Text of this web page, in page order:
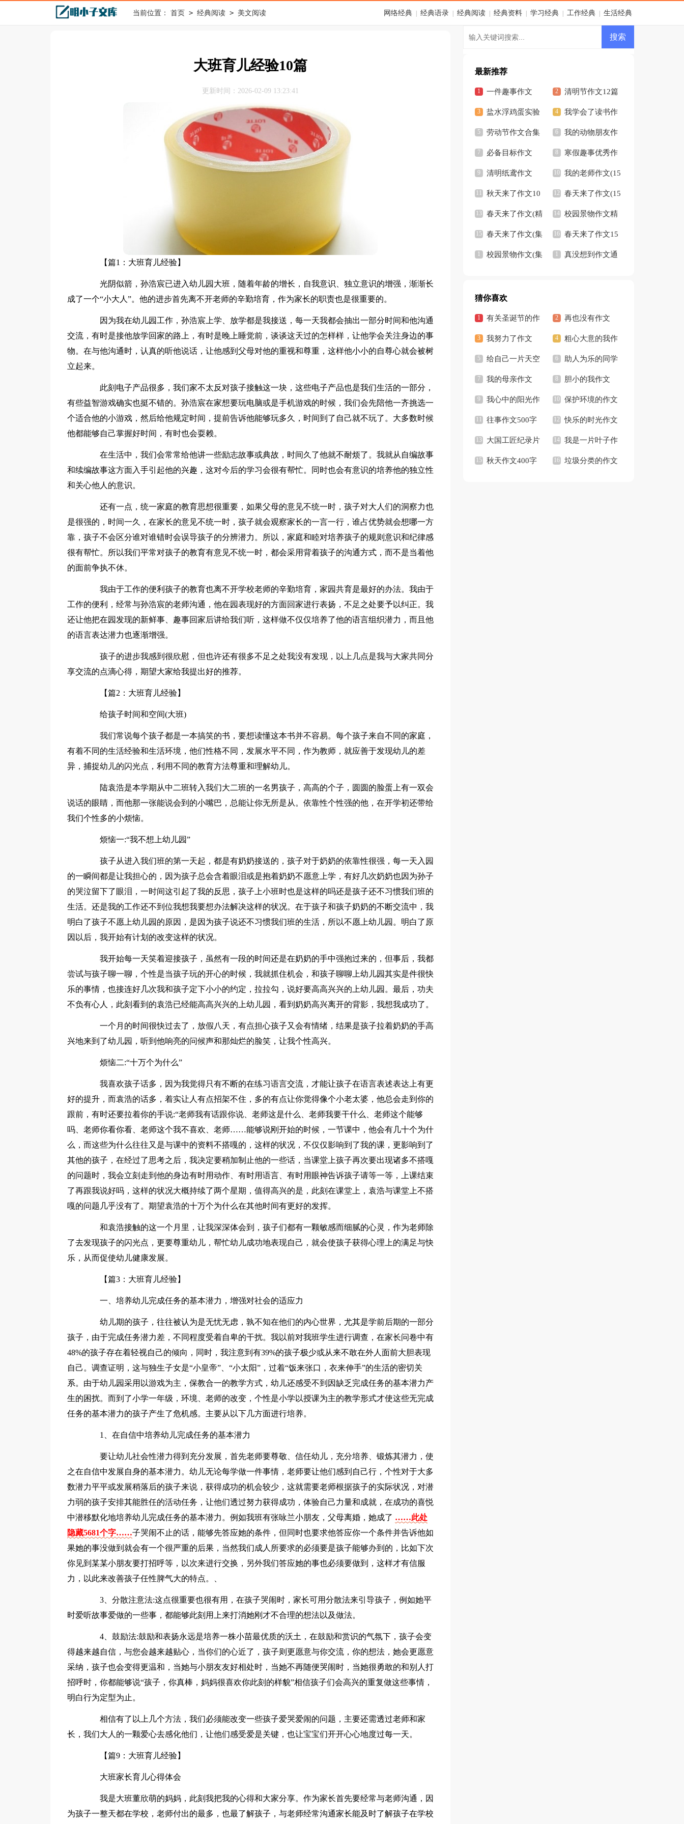
当前位置： 首页 > 经典阅读 > 美文阅读 网络经典 经典语录 经典阅读 经典资料 学习经典 工作经典 生活经典
大班育儿经验10篇
更新时间：2026-02-09 13:23:41
【篇1：大班育儿经验】
光阴似箭，孙浩宸已进入幼儿园大班，随着年龄的增长，自我意识、独立意识的增强，渐渐长
成了一个“小大人”。他的进步首先离不开老师的辛勤培育，作为家长的职责也是很重要的。
因为我在幼儿园工作，孙浩宸上学、放学都是我接送，每一天我都会抽出一部分时间和他沟通
交流，有时是接他放学回家的路上，有时是晚上睡觉前，谈谈这天过的怎样样，让他学会关注身边的事
物。在与他沟通时，认真的听他说话，让他感到父母对他的重视和尊重，这样他小小的自尊心就会被树
立起来。
此刻电子产品很多，我们家不太反对孩子接触这一块，这些电子产品也是我们生活的一部分，
有些益智游戏确实也挺不错的。孙浩宸在家想要玩电脑或是手机游戏的时候，我们会先陪他一齐挑选一
个适合他的小游戏，然后给他规定时间，提前告诉他能够玩多久，时间到了自己就不玩了。大多数时候
他都能够自己掌握好时间，有时也会耍赖。
在生活中，我们会常常给他讲一些励志故事或典故，时间久了他就不耐烦了。我就从自编故事
和续编故事这方面入手引起他的兴趣，这对今后的学习会很有帮忙。同时也会有意识的培养他的独立性
和关心他人的意识。
还有一点，统一家庭的教育思想很重要，如果父母的意见不统一时，孩子对大人们的洞察力也
是很强的，时间一久，在家长的意见不统一时，孩子就会观察家长的一言一行，谁占优势就会想哪一方
靠，孩子不会区分谁对谁错时会误导孩子的分辨潜力。所以，家庭和睦对培养孩子的规则意识和纪律感
很有帮忙。所以我们平常对孩子的教育有意见不统一时，都会采用背着孩子的沟通方式，而不是当着他
的面前争执不休。
我由于工作的便利孩子的教育也离不开学校老师的辛勤培育，家园共育是最好的办法。我由于
工作的便利，经常与孙浩宸的老师沟通，他在园表现好的方面回家进行表扬，不足之处要予以纠正。我
还让他把在园发现的新鲜事、趣事回家后讲给我们听，这样做不仅仅培养了他的语言组织潜力，而且他
的语言表达潜力也逐渐增强。
孩子的进步我感到很欣慰，但也许还有很多不足之处我没有发现，以上几点是我与大家共同分
享交流的点滴心得，期望大家给我提出好的推荐。
【篇2：大班育儿经验】
给孩子时间和空间(大班)
我们常说每个孩子都是一本搞笑的书，要想读懂这本书并不容易。每个孩子来自不同的家庭，
有着不同的生活经验和生活环境，他们性格不同，发展水平不同，作为教师，就应善于发现幼儿的差
异，捕捉幼儿的闪光点，利用不同的教育方法尊重和理解幼儿。
陆袁浩是本学期从中二班转入我们大二班的一名男孩子，高高的个子，圆圆的脸蛋上有一双会
说话的眼睛，而他那一张能说会到的小嘴巴，总能让你无所是从。依靠性个性强的他，在开学初还带给
我们个性多的小烦恼。
烦恼一:“我不想上幼儿园”
孩子从进入我们班的第一天起，都是有奶奶接送的，孩子对于奶奶的依靠性很强，每一天入园
的一瞬间都是让我担心的，因为孩子总会含着眼泪或是抱着奶奶不愿意上学，有好几次奶奶也因为孙子
的哭泣留下了眼泪，一时间这引起了我的反思，孩子上小班时也是这样的吗还是孩子还不习惯我们班的
生活。还是我的工作还不到位我想我要想办法解决这样的状况。在于孩子和孩子奶奶的不断交流中，我
明白了孩子不愿上幼儿园的原因，是因为孩子说还不习惯我们班的生活，所以不愿上幼儿园。明白了原
因以后，我开始有计划的改变这样的状况。
我开始每一天笑着迎接孩子，虽然有一段的时间还是在奶奶的手中强抱过来的，但事后，我都
尝试与孩子聊一聊，个性是当孩子玩的开心的时候，我就抓住机会，和孩子聊聊上幼儿园其实是件很快
乐的事情，也接连好几次我和孩子定下小小的约定，拉拉勾，说好要高高兴兴的上幼儿园。最后，功夫
不负有心人，此刻看到的袁浩已经能高高兴兴的上幼儿园，看到奶奶高兴离开的背影，我想我成功了。
一个月的时间很快过去了，放假八天，有点担心孩子又会有情绪，结果是孩子拉着奶奶的手高
兴地来到了幼儿园，听到他响亮的问候声和那灿烂的脸笑，让我个性高兴。
烦恼二:“十万个为什么”
我喜欢孩子话多，因为我觉得只有不断的在练习语言交流，才能让孩子在语言表述表达上有更
好的提升，而袁浩的话多，着实让人有点招架不住，多的有点让你觉得像个小老太婆，他总会走到你的
跟前，有时还要拉着你的手说:“老师我有话跟你说、老师这是什么、老师我要干什么、老师这个能够
吗、老师你看你看、老师这个我不喜欢、老师……能够说刚开始的时候，一节课中，他会有几十个为什
么，而这些为什么往往又是与课中的资料不搭嘎的，这样的状况，不仅仅影响到了我的课，更影响到了
其他的孩子，在经过了思考之后，我决定要稍加制止他的一些话，当课堂上孩子再次要出现诸多不搭嘎
的问题时，我会立刻走到他的身边有时用动作、有时用语言、有时用眼神告诉孩子请等一等，上课结束
了再跟我说好吗，这样的状况大概持续了两个星期，值得高兴的是，此刻在课堂上，袁浩与课堂上不搭
嘎的问题几乎没有了。期望袁浩的十万个为什么在其他时间有更好的发挥。
和袁浩接触的这一个月里，让我深深体会到，孩子们都有一颗敏感而细腻的心灵，作为老师除
了去发现孩子的闪光点，更要尊重幼儿，帮忙幼儿成功地表现自己，就会使孩子获得心理上的满足与快
乐，从而促使幼儿健康发展。
【篇3：大班育儿经验】
一、培养幼儿完成任务的基本潜力，增强对社会的适应力
幼儿期的孩子，往往被认为是无忧无虑，孰不知在他们的内心世界，尤其是学前后期的一部分
孩子，由于完成任务潜力差，不同程度受着自卑的干扰。我以前对我班学生进行调查，在家长问卷中有
48%的孩子存在着轻视自己的倾向，同时，我注意到有39%的孩子极少或从来不敢在外人面前大胆表现
自己。调查证明，这与独生子女是“小皇帝”、“小太阳”，过着“饭来张口，衣来伸手”的生活的密切关
系。由于幼儿园采用以游戏为主，保教合一的教学方式，幼儿还感受不到因缺乏完成任务的基本潜力产
生的困扰。而到了小学一年级，环境、老师的改变，个性是小学以授课为主的教学形式才使这些无完成
任务的基本潜力的孩子产生了危机感。主要从以下几方面进行培养。
1、在自信中培养幼儿完成任务的基本潜力
要让幼儿社会性潜力得到充分发展，首先老师要尊敬、信任幼儿，充分培养、锻炼其潜力，使
之在自信中发展自身的基本潜力。幼儿无论每学做一件事情，老师要让他们感到自己行，个性对于大多
数潜力平平或发展稍落后的孩子来说，获得成功的机会较少，这就需要老师根据孩子的实际状况，对潜
力弱的孩子安排其能胜任的活动任务，让他们透过努力获得成功，体验自己力量和成就，在成功的喜悦
中潜移默化地培养幼儿完成任务的基本潜力。例如我班有张咏兰小朋友，父母离婚，她成了 ……此处
隐藏5681个字……子哭闹不止的话，能够先答应她的条件，但同时也要求他答应你一个条件并告诉他如
果她的事没做到就会有一个很严重的后果，当然我们成人所要求的必须要是孩子能够办到的，比如下次
你见到某某小朋友要打招呼等，以次来进行交换，另外我们答应她的事也必须要做到，这样才有信服
力，以此来改善孩子任性脾气大的特点。、
3、分散注意法:这点很重要也很有用，在孩子哭闹时，家长可用分散法来引导孩子，例如她平
时爱听故事爱做的一些事，都能够此刻用上来打消她刚才不合理的想法以及做法。
4、鼓励法:鼓励和表扬永远是培养一株小苗最优质的沃土，在鼓励和赏识的气氛下，孩子会变
得越来越自信，与您会越来越贴心，当你们的心近了，孩子则更愿意与你交流，你的想法，她会更愿意
采纳，孩子也会变得更温和，当她与小朋友友好相处时，当她不再随便哭闹时，当她很勇敢的和别人打
招呼时，你都能够说“孩子，你真棒，妈妈很喜欢你此刻的样貌”相信孩子们会高兴的重复做这些事情，
明白行为定型为止。
相信有了以上几个方法，我们必须能改变一些孩子爱哭爱闹的问题，主要还需透过老师和家
长，我们大人的一颗爱心去感化他们，让他们感受爱是关键，也让宝宝们开开心心地度过每一天。
【篇9：大班育儿经验】
大班家长育儿心得体会
我是大班董欣萌的妈妈，此刻我把我的心得和大家分享。作为家长首先要经常与老师沟通，因
为孩子一整天都在学校，老师付出的最多，也最了解孩子，与老师经常沟通家长能及时了解孩子在学校
最新推荐
一件趣事作文
500字
清明节作文12篇
盐水浮鸡蛋实验
作文
我学会了读书作
文
劳动节作文合集
15篇
我的动物朋友作
文通用15篇
必备目标作文
400字九篇
寒假趣事优秀作
文
清明纸鸢作文 我的老师作文(15
篇)
秋天来了作文10
篇
春天来了作文(15
篇)
春天来了作文(精
选15篇)
校园景物作文精
选15篇
春天来了作文(集
合15篇)
春天来了作文15
篇
校园景物作文(集 真没想到作文通
猜你喜欢
有关圣诞节的作
文
再也没有作文
700字
我努力了作文 粗心大意的我作
文
给自己一片天空
作文
助人为乐的同学
我的母亲作文
300字
胆小的我作文
400字
我心中的阳光作
文
保护环境的作文
500字
往事作文500字 快乐的时光作文
通用15篇
大国工匠纪录片
观后感
我是一片叶子作
文
秋天作文400字 垃圾分类的作文